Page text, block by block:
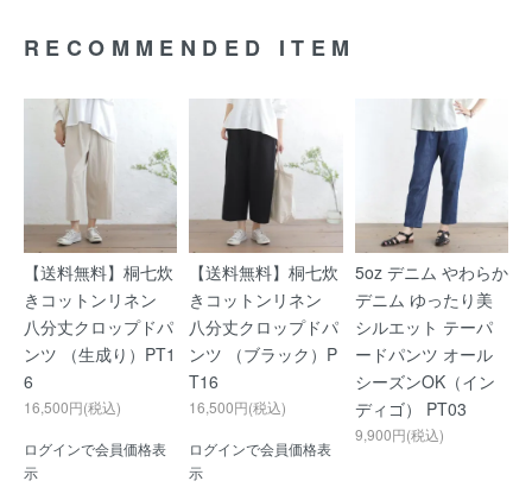
RECOMMENDED ITEM
【送料無料】桐七炊
きコットンリネン
八分丈クロップドパ
ンツ （生成り）PT1
6
16,500円(税込)
ログインで会員価格表
示
【送料無料】桐七炊
きコットンリネン
八分丈クロップドパ
ンツ （ブラック）P
T16
16,500円(税込)
ログインで会員価格表
示
5oz デニム やわらか
デニム ゆったり美
シルエット テーパ
ードパンツ オール
シーズンOK（イン
ディゴ） PT03
9,900円(税込)